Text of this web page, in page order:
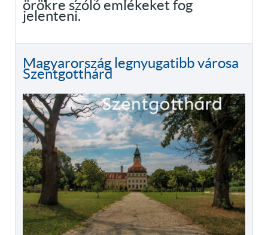
örökre szóló emlékeket fog
jelenteni.
Magyarország legnyugatibb városa
Szentgotthárd